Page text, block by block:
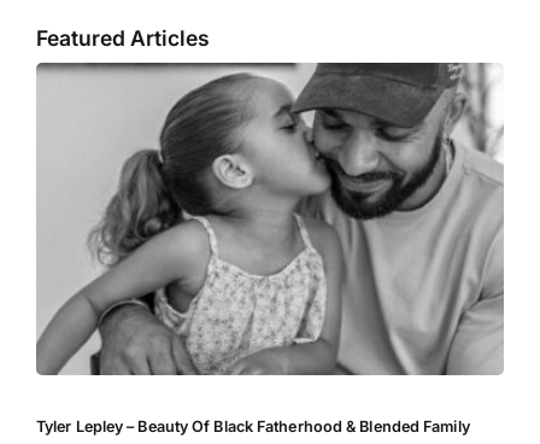
Featured Articles
Tyler Lepley – Beauty Of Black Fatherhood & Blended Family